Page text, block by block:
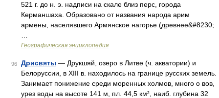
521 г. до н. э. надписи на скале близ перс, города
Керманшаха. Образовано от названия народа арим
армены, населявшего Армянское нагорье (древнее&#8230;
Географическая энциклопедия
96 Дрисвяты — Друкшяй, озеро в Литве (ч. акватории) и
Белоруссии, в XIII в. находилось на границе русских земель.
Занимает понижение среди моренных холмов, много о вов,
урез воды на высоте 141 м, пл. 44,5 км², наиб. глубина 32